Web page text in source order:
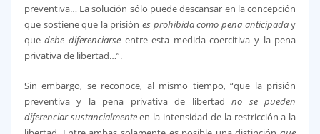
preventiva… La solución sólo puede descansar en la concepción
que sostiene que la prisión es prohibida como pena anticipaday
quedebe diferenciarse entre esta medida coercitiva y la pena
privativa de libertad…”.
Sin embargo, se reconoce, al mismo tiempo, “que la prisión
preventiva y la pena privativa de libertadno se pueden
diferenciar sustancialmenteen la intensidad de la restricción a la